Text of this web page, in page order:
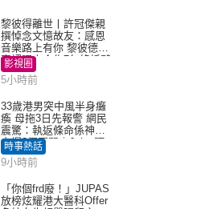
黎彼得離世丨許冠傑親
撰悼念文憶故友：感恩
音樂路上有你 黎彼德曾
直認唔夾合作7年終拆夥
影視圈
5小時前
33歲港男突中風半身癱
瘓 母拖3日先報警 網民
震驚：執返條命係神蹟
自爆2個惡習｜Juicy叮
時事熱話
9小時前
「你個frd廢！」JUPAS
放榜炫耀港大醫科Offer